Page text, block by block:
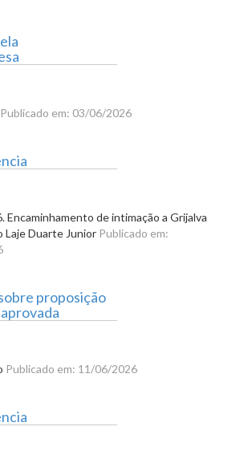
Publicado em: 03/06/2026
Encaminhamento de intimação a Grijalva
Laje Duarte Junior Publicado em:
proposição
Publicado em: 11/06/2026